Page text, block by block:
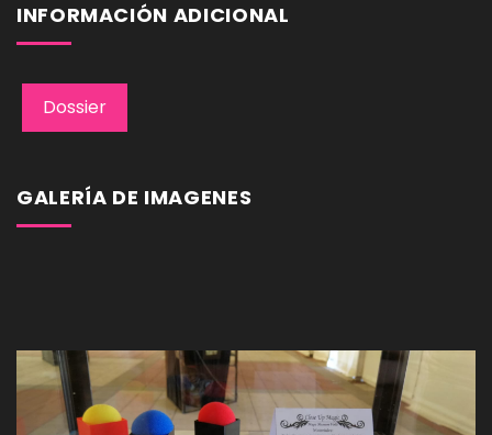
INFORMACIÓN ADICIONAL
Dossier
GALERÍA DE IMAGENES